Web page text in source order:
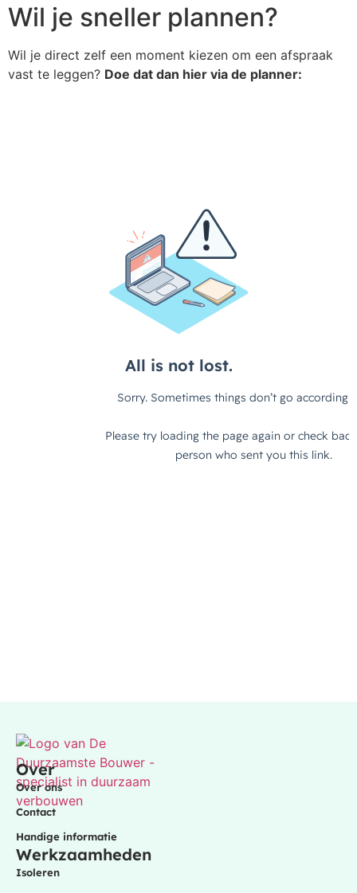
Wil je sneller plannen?
Wil je direct zelf een moment kiezen om een afspraak
vast te leggen? Doe dat dan hier via de planner:
Over
Over ons
Contact
Handige informatie
Werkzaamheden
Isoleren